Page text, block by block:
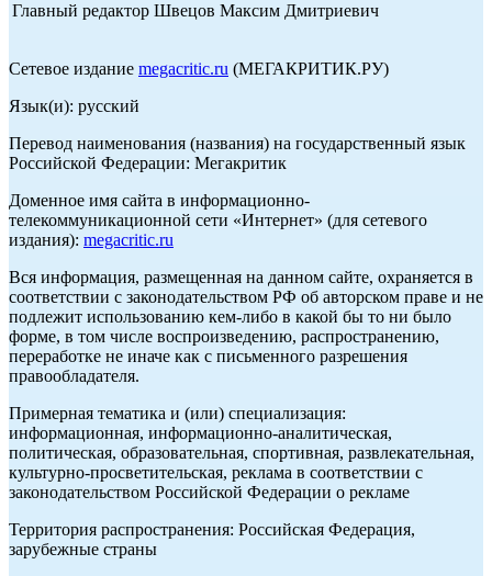
Главный редактор Швецов Максим Дмитриевич
Сетевое издание megacritic.ru (МЕГАКРИТИК.РУ)
Язык(и): русский
Перевод наименования (названия) на государственный язык
Российской Федерации: Мегакритик
Доменное имя сайта в информационно-
телекоммуникационной сети «Интернет» (для сетевого
издания): megacritic.ru
Вся информация, размещенная на данном сайте, охраняется в
соответствии с законодательством РФ об авторском праве и не
подлежит использованию кем-либо в какой бы то ни было
форме, в том числе воспроизведению, распространению,
переработке не иначе как с письменного разрешения
правообладателя.
Примерная тематика и (или) специализация:
информационная, информационно-аналитическая,
политическая, образовательная, спортивная, развлекательная,
культурно-просветительская, реклама в соответствии с
законодательством Российской Федерации о рекламе
Территория распространения: Российская Федерация,
зарубежные страны